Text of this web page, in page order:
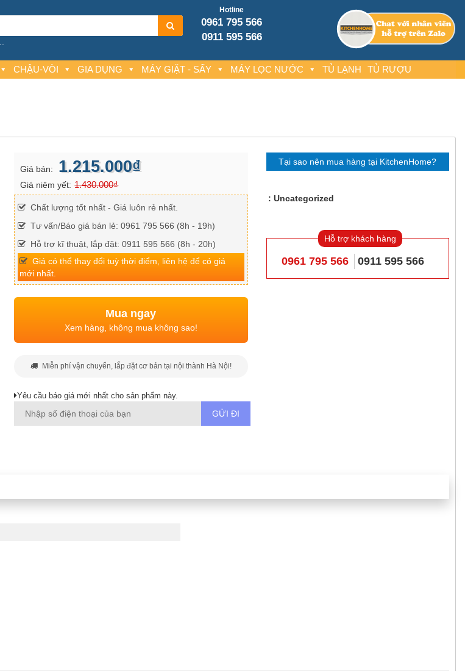
Hotline
0961 795 566
0911 595 566
CHẬU-VÒI GIA DỤNG MÁY GIẶT - SẤY MÁY LỌC NƯỚC TỦ LẠNH TỦ RƯỢU
Giá bán: 1.215.000₫
Giá niêm yết: 1.430.000₫
Chất lượng tốt nhất - Giá luôn rẻ nhất.
Tư vấn/Báo giá bán lẻ: 0961 795 566 (8h - 19h)
Hỗ trợ kĩ thuật, lắp đặt: 0911 595 566 (8h - 20h)
Giá có thể thay đổi tuỳ thời điểm, liên hệ để có giá
mới nhất.
Mua ngay
Xem hàng, không mua không sao!
Miễn phí vận chuyển, lắp đặt cơ bản tại nội thành Hà Nội!
Yêu cầu báo giá mới nhất cho sản phẩm này.
Tại sao nên mua hàng tại KitchenHome?
Uncategorized
Hỗ trợ khách hàng
0961 795 566 0911 595 566